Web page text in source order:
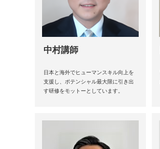
中村講師
日本と海外でヒューマンスキル向上を
支援し、ポテンシャル最大限に引き出
す研修をモットーとしています。